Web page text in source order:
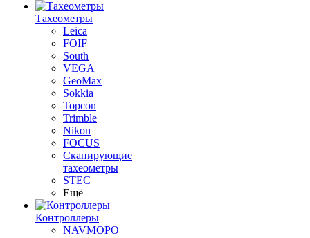
Тахеометры
Leica
FOIF
South
VEGA
GeoMax
Sokkia
Topcon
Trimble
Nikon
FOCUS
Сканирующие
тахеометры
STEC
Ещё
Контроллеры
NAVMOPO